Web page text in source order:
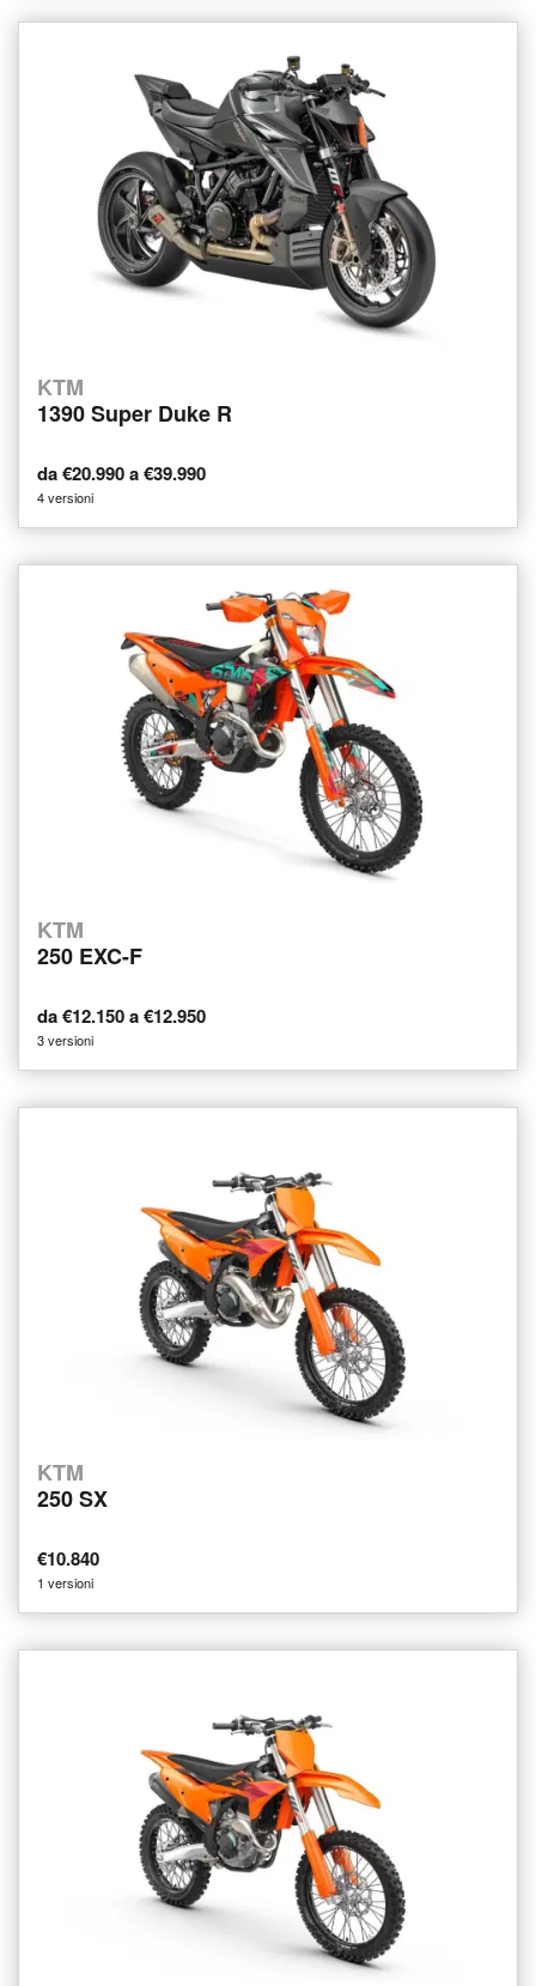
KTM
1390 Super Duke R
da €20.990 a €39.990
4 versioni
KTM
250 EXC-F
da €12.150 a €12.950
3 versioni
KTM
250 SX
€10.840
1 versioni